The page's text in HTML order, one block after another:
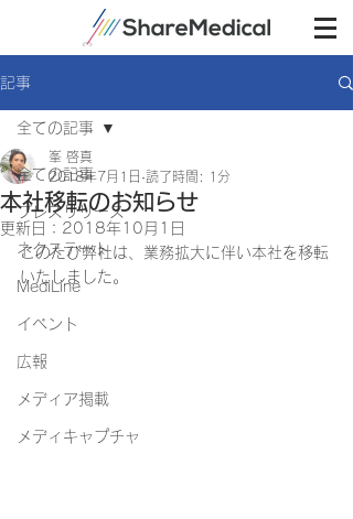
記事
全ての記事
プレスリリース
ネクステート
MediLine
イベント
広報
メディア掲載
メディキャプチャ
全ての記事
本社移転のお知らせ
峯 啓真
2018年7月1日 読了時間: 1分
更新日： 2018年10月1日
このたび弊社は、業務拡大に伴い本社を移転
いたしました。